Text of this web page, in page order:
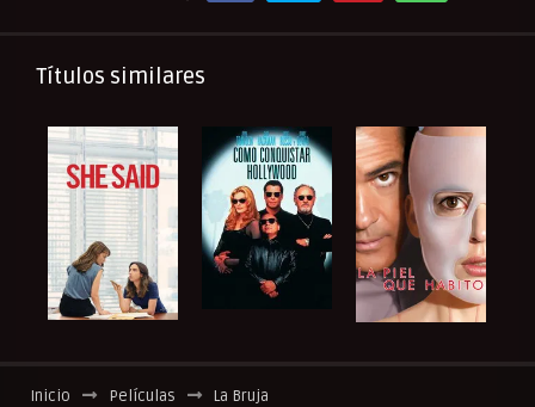
Títulos similares
Inicio Películas La Bruja